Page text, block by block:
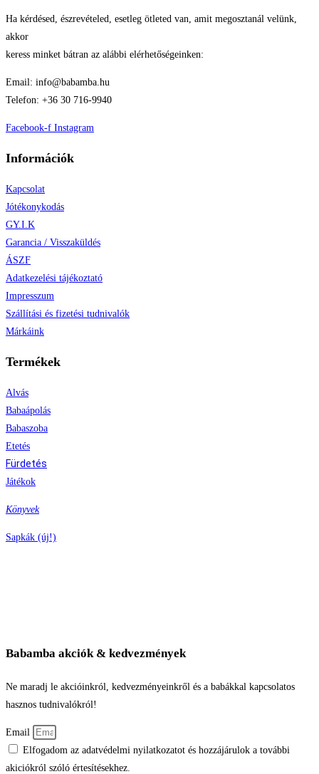
Ha kérdésed, észrevételed, esetleg ötleted van, amit megosztanál velünk,
akkor
keress minket bátran az alábbi elérhetőségeinken:
Email: info@babamba.hu
Telefon: +36 30 716-9940
Facebook-f Instagram
Információk
Kapcsolat
Jótékonykodás
GY.I.K
Garancia / Visszaküldés
ÁSZF
Adatkezelési tájékoztató
Impresszum
Szállítási és fizetési tudnivalók
Márkáink
Termékek
Alvás
Babaápolás
Babaszoba
Etetés
Fürdetés
Játékok
Könyvek
Sapkák (új!)
Babamba akciók & kedvezmények
Ne maradj le akcióinkról, kedvezményeinkről és a babákkal kapcsolatos
hasznos tudnivalókról!
Email
Elfogadom az adatvédelmi nyilatkozatot és hozzájárulok a további
akiciókról szóló értesítésekhez.